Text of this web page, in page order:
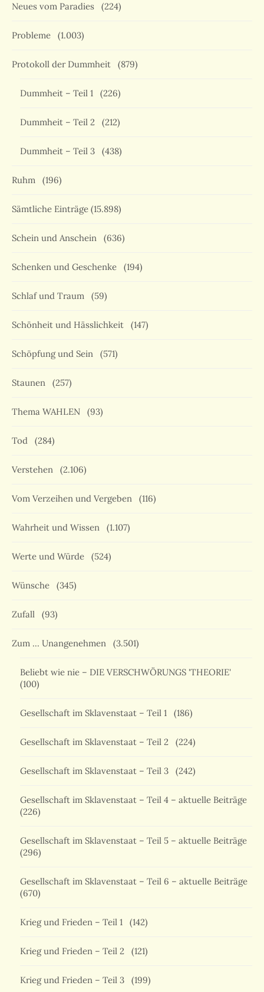
Neues vom Paradies (224)
Probleme (1.003)
Protokoll der Dummheit (879)
Dummheit – Teil 1 (226)
Dummheit – Teil 2 (212)
Dummheit – Teil 3 (438)
Ruhm (196)
Sämtliche Einträge (15.898)
Schein und Anschein (636)
Schenken und Geschenke (194)
Schlaf und Traum (59)
Schönheit und Hässlichkeit (147)
Schöpfung und Sein (571)
Staunen (257)
Thema WAHLEN (93)
Tod (284)
Verstehen (2.106)
Vom Verzeihen und Vergeben (116)
Wahrheit und Wissen (1.107)
Werte und Würde (524)
Wünsche (345)
Zufall (93)
Zum … Unangenehmen (3.501)
Beliebt wie nie – DIE VERSCHWÖRUNGS 'THEORIE'
(100)
Gesellschaft im Sklavenstaat – Teil 1 (186)
Gesellschaft im Sklavenstaat – Teil 2 (224)
Gesellschaft im Sklavenstaat – Teil 3 (242)
Gesellschaft im Sklavenstaat – Teil 4 – aktuelle Beiträge
(226)
Gesellschaft im Sklavenstaat – Teil 5 – aktuelle Beiträge
(296)
Gesellschaft im Sklavenstaat – Teil 6 – aktuelle Beiträge
(670)
Krieg und Frieden – Teil 1 (142)
Krieg und Frieden – Teil 2 (121)
Krieg und Frieden – Teil 3 (199)